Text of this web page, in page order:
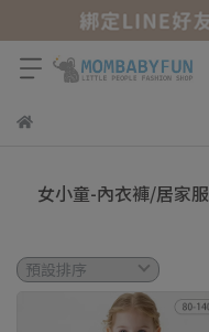
女小童-內衣褲/居家服